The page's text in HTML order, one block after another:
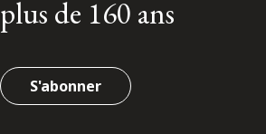
plus de 160 ans
S'abonner